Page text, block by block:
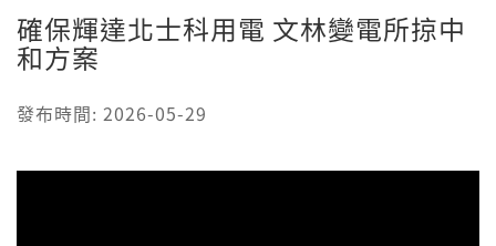
確保輝達北士科用電 文林變電所掠中
和方案
發布時間: 2026-05-29